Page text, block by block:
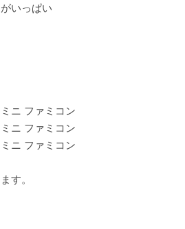
いっぱい
ニ ファミコン
ニ ファミコン
ニ ファミコン
す。